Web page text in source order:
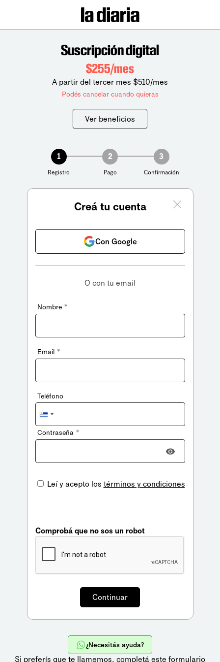
Suscripción digital
$255/mes
A partir del tercer mes $510/mes
Podés cancelar cuando quieras
Ver beneficios
1
Registro
2
Pago
3
Confirmación
Creá tu cuenta
Con Google
O con tu email
Nombre *
Email *
Teléfono
Uruguay
+598
Contraseña *
Leí y acepto los términos y condiciones
Comprobá que no sos un robot
¿Necesitás ayuda?
Si preferís que te llamemos, completá este formulario